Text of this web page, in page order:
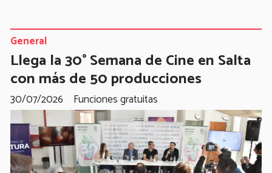
Llega la 30° Semana de Cine en Salta
con más de 50 producciones
Funciones gratuitas
General
30/07/2026